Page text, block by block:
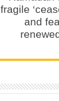
fragile
and